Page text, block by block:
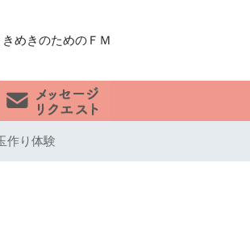
めきのためのＦＭ
作り体験